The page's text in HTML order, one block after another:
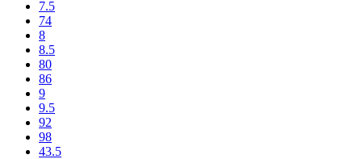
7.5
74
8
8.5
80
86
9
9.5
92
98
43.5